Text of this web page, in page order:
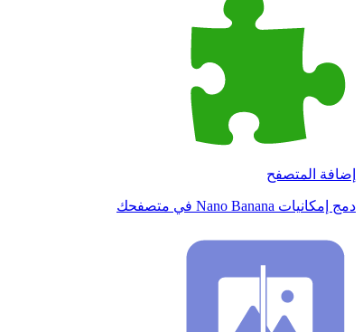
إضافة المتصفح
دمج إمكانيات Nano Banana في متصفحك